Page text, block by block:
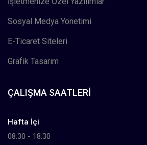
Sosyal Medya Yönetimi
E-Ticaret Siteleri
Grafik Tasarım
ÇALIŞMA SAATLERI
Hafta İçi
08:30 - 18:30